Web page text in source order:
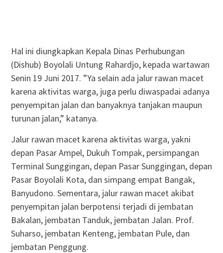
Hal ini diungkapkan Kepala Dinas Perhubungan
(Dishub) Boyolali Untung Rahardjo, kepada wartawan
Senin 19 Juni 2017. ”Ya selain ada jalur rawan macet
karena aktivitas warga, juga perlu diwaspadai adanya
penyempitan jalan dan banyaknya tanjakan maupun
turunan jalan,” katanya.
Jalur rawan macet karena aktivitas warga, yakni
depan Pasar Ampel, Dukuh Tompak, persimpangan
Terminal Sunggingan, depan Pasar Sunggingan, depan
Pasar Boyolali Kota, dan simpang empat Bangak,
Banyudono. Sementara, jalur rawan macet akibat
penyempitan jalan berpotensi terjadi di jembatan
Bakalan, jembatan Tanduk, jembatan Jalan. Prof.
Suharso, jembatan Kenteng, jembatan Pule, dan
jembatan Penggung.